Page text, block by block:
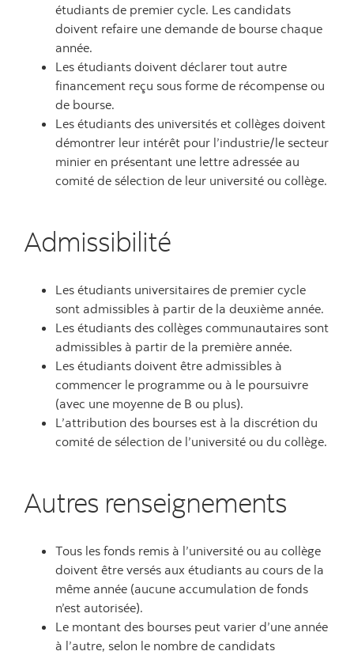
étudiants de premier cycle. Les candidats
doivent refaire une demande de bourse chaque
année.
Les étudiants doivent déclarer tout autre
financement reçu sous forme de récompense ou
de bourse.
Les étudiants des universités et collèges doivent
démontrer leur intérêt pour l’industrie/le secteur
minier en présentant une lettre adressée au
comité de sélection de leur université ou collège.
Admissibilité
Les étudiants universitaires de premier cycle
sont admissibles à partir de la deuxième année.
Les étudiants des collèges communautaires sont
admissibles à partir de la première année.
Les étudiants doivent être admissibles à
commencer le programme ou à le poursuivre
(avec une moyenne de B ou plus).
L’attribution des bourses est à la discrétion du
comité de sélection de l’université ou du collège.
Autres renseignements
Tous les fonds remis à l’université ou au collège
doivent être versés aux étudiants au cours de la
même année (aucune accumulation de fonds
n’est autorisée).
Le montant des bourses peut varier d’une année
à l’autre, selon le nombre de candidats